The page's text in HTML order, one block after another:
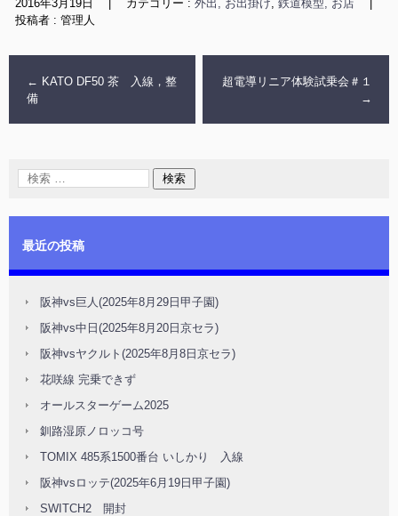
2016年3月19日 カテゴリー : 外出, お出掛け, 鉄道模型, お店
投稿者 : 管理人
← KATO DF50 茶 入線，整
備
超電導リニア体験試乗会＃１
→
最近の投稿
阪神vs巨人(2025年8月29日甲子園)
阪神vs中日(2025年8月20日京セラ)
阪神vsヤクルト(2025年8月8日京セラ)
花咲線 完乗できず
オールスターゲーム2025
釧路湿原ノロッコ号
TOMIX 485系1500番台 いしかり 入線
阪神vsロッテ(2025年6月19日甲子園)
SWITCH2 開封